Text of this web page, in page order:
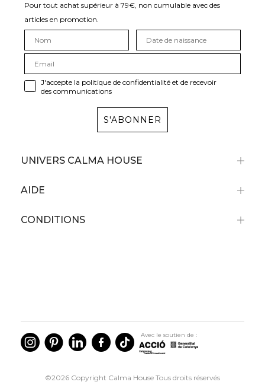
Pour tout achat supérieur à 79€, non cumulable avec des
articles en promotion.
J'accepte la politique de confidentialité et de recevoir
des communications
S'ABONNER
UNIVERS CALMA HOUSE
AIDE
CONDITIONS
Avec le soutien de :
©2026 Copyright Calma House Tous droits réservés